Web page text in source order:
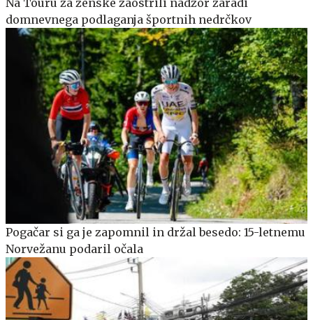
domnevnega podlaganja športnih nedrčkov
Pogačar si ga je zapomnil in držal besedo: 15-letnemu
Norvežanu podaril očala